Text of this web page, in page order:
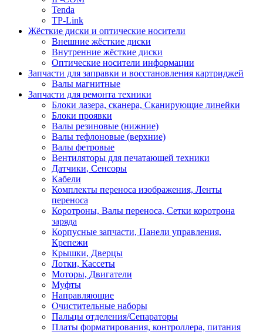
Tenda
TP-Link
Жёсткие диски и оптические носители
Внешние жёсткие диски
Внутренние жёсткие диски
Оптические носители информации
Запчасти для заправки и восстановления картриджей
Валы магнитные
Запчасти для ремонта техники
Блоки лазера, сканера, Сканирующие линейки
Блоки проявки
Валы резиновые (нижние)
Валы тефлоновые (верхние)
Валы фетровые
Вентиляторы для печатающей техники
Датчики, Сенсоры
Кабели
Комплекты переноса изображения, Ленты
переноса
Коротроны, Валы переноса, Сетки коротрона
заряда
Корпусные запчасти, Панели управления,
Крепежи
Крышки, Дверцы
Лотки, Кассеты
Моторы, Двигатели
Муфты
Направляющие
Очистительные наборы
Пальцы отделения/Сепараторы
Платы форматирования, контроллера, питания